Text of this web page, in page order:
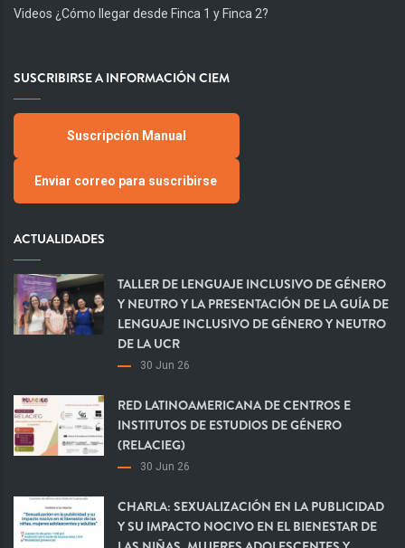
Videos ¿Cómo llegar desde Finca 1 y Finca 2?
SUSCRIBIRSE A INFORMACIÓN CIEM
Suscripción Manual
Enviar correo para suscribirse
ACTUALIDADES
TALLER DE LENGUAJE INCLUSIVO DE GÉNERO
Y NEUTRO Y LA PRESENTACIÓN DE LA GUÍA DE
LENGUAJE INCLUSIVO DE GÉNERO Y NEUTRO
DE LA UCR
30 Jun 26
RED LATINOAMERICANA DE CENTROS E
INSTITUTOS DE ESTUDIOS DE GÉNERO
(RELACIEG)
30 Jun 26
CHARLA: SEXUALIZACIÓN EN LA PUBLICIDAD
Y SU IMPACTO NOCIVO EN EL BIENESTAR DE